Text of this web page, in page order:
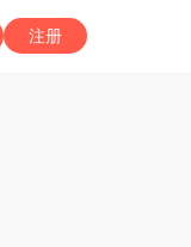
注册